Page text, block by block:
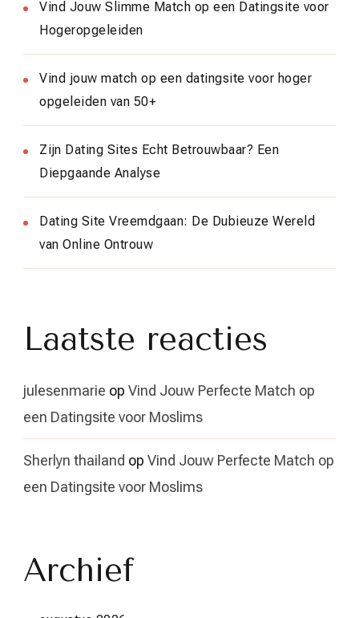
Vind Jouw Slimme Match op een Datingsite voor
Hogeropgeleiden
Vind jouw match op een datingsite voor hoger
opgeleiden van 50+
Zijn Dating Sites Echt Betrouwbaar? Een
Diepgaande Analyse
Dating Site Vreemdgaan: De Dubieuze Wereld
van Online Ontrouw
Laatste reacties
julesenmarie op Vind Jouw Perfecte Match op
een Datingsite voor Moslims
Sherlyn thailand op Vind Jouw Perfecte Match op
een Datingsite voor Moslims
Archief